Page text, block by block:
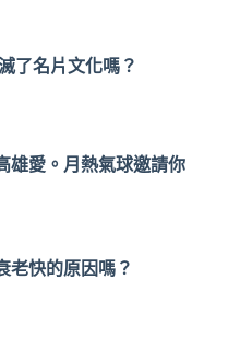
了名片文化嗎？
雄愛。月熱氣球邀請你
老快的原因嗎？